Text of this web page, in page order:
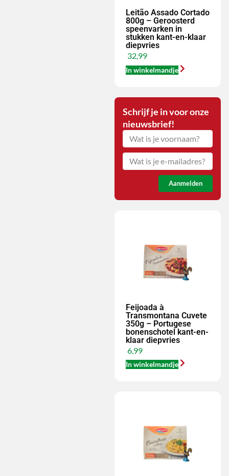
Leitão Assado Cortado
800g – Geroosterd
speenvarken in
stukken kant-en-klaar
diepvries
32,99
In winkelmandje
Schrijf je in voor onze
nieuwsbrief!
Aanmelden
Feijoada à
Transmontana Cuvete
350g – Portugese
bonenschotel kant-en-
klaar diepvries
6,99
In winkelmandje